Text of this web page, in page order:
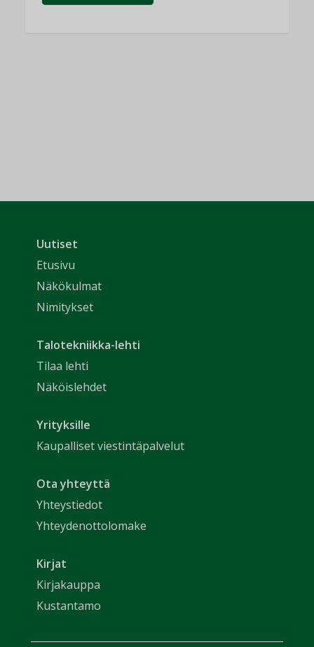
Uutiset
Etusivu
Näkökulmat
Nimitykset
Talotekniikka-lehti
Tilaa lehti
Näköislehdet
Yrityksille
Kaupalliset viestintäpalvelut
Ota yhteyttä
Yhteystiedot
Yhteydenottolomake
Kirjat
Kirjakauppa
Kustantamo